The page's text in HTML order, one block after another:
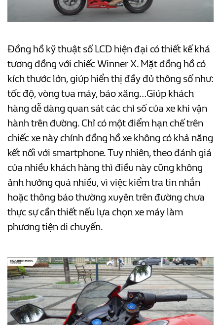
Đồng hồ kỹ thuật số LCD hiện đại có thiết kế khá
tương đồng với chiếc Winner X. Mặt đồng hồ có
kích thước lớn, giúp hiển thị đầy đủ thông số như:
tốc độ, vòng tua máy, báo xăng…Giúp khách
hàng dễ dàng quan sát các chỉ số của xe khi vận
hành trên đường. Chỉ có một điểm hạn chế trên
chiếc xe này chính đồng hồ xe không có khả năng
kết nối với smartphone. Tuy nhiên, theo đánh giá
của nhiều khách hàng thì điều này cũng không
ảnh hưởng quá nhiều, vì việc kiểm tra tin nhắn
hoặc thông báo thường xuyên trên đường chưa
thực sự cần thiết nếu lựa chọn xe máy làm
phương tiện di chuyển.